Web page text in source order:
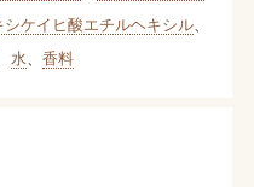
シケイヒ酸エチルヘキシル、
水 香料